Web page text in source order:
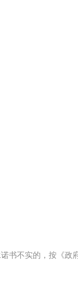
书不实的，按《政